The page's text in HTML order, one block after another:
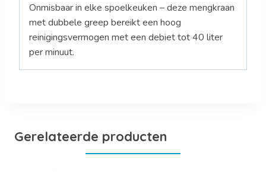
Onmisbaar in elke spoelkeuken – deze mengkraan
met dubbele greep bereikt een hoog
reinigingsvermogen met een debiet tot 40 liter
per minuut.
Gerelateerde producten